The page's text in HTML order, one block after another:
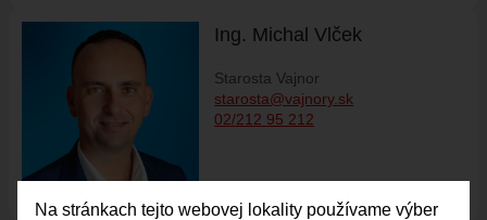
KONTAKTY
STAROSTA
REFERÁTY
Ing. Michal Vlček
Starosta Vajnor
starosta@vajnory.sk
02/212 95 212
Na stránkach tejto webovej lokality používame výber